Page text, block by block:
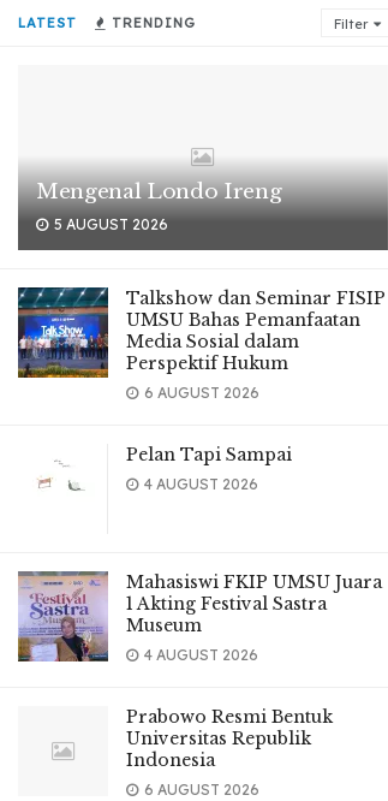
LATEST TRENDING Filter
Mengenal Londo Ireng
5 AUGUST 2026
Talkshow dan Seminar FISIP
UMSU Bahas Pemanfaatan
Media Sosial dalam
Perspektif Hukum
6 AUGUST 2026
Pelan Tapi Sampai
4 AUGUST 2026
Mahasiswi FKIP UMSU Juara
1 Akting Festival Sastra
Museum
4 AUGUST 2026
Prabowo Resmi Bentuk
Universitas Republik
Indonesia
6 AUGUST 2026